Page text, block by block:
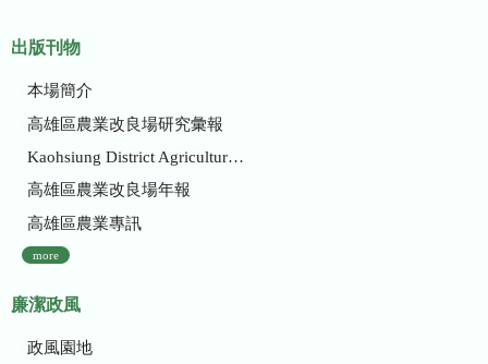
出版刊物
本場簡介
高雄區農業改良場研究彙報
Kaohsiung District Agricultural Research and Extension Station
高雄區農業改良場年報
高雄區農業專訊
more
廉潔政風
政風園地